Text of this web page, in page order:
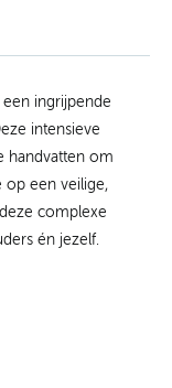
ingrijpende
intensieve
handvatten om
op een veilige,
complexe
én jezelf.